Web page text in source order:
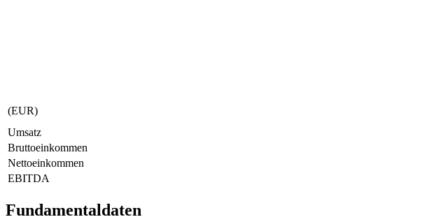
(EUR)
Umsatz
Bruttoeinkommen
Nettoeinkommen
EBITDA
Fundamentaldaten